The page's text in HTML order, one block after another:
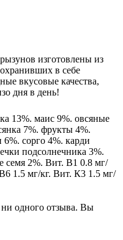
изготовлены из
в себе
вкусовые качества,
дня в день!
13%. маис 9%. овсяные
7%. фрукты 4%.
сорго 4%. карди
подсолнечника 3%.
семя 2%. Вит. В1 0.8 мг/
1.5 мг/кг. Вит. К3 1.5 мг/
одного отзыва. Вы